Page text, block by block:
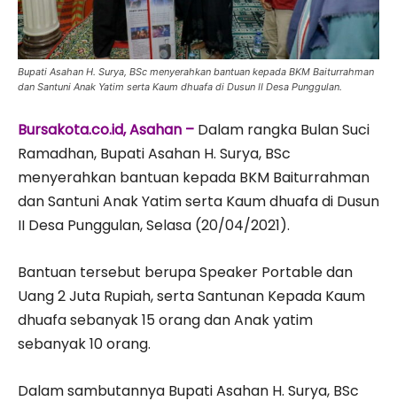
Bupati Asahan H. Surya, BSc menyerahkan bantuan kepada BKM Baiturrahman
dan Santuni Anak Yatim serta Kaum dhuafa di Dusun II Desa Punggulan.
Bursakota.co.id, Asahan – Dalam rangka Bulan Suci
Ramadhan, Bupati Asahan H. Surya, BSc
menyerahkan bantuan kepada BKM Baiturrahman
dan Santuni Anak Yatim serta Kaum dhuafa di Dusun
II Desa Punggulan, Selasa (20/04/2021).
Bantuan tersebut berupa Speaker Portable dan
Uang 2 Juta Rupiah, serta Santunan Kepada Kaum
dhuafa sebanyak 15 orang dan Anak yatim
sebanyak 10 orang.
Dalam sambutannya Bupati Asahan H. Surya, BSc